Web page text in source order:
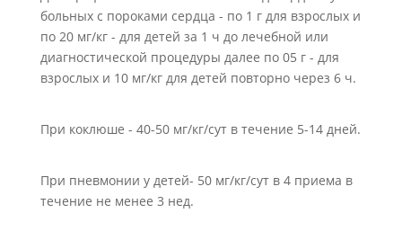
больных с пороками сердца - по 1 г для взрослых и
по 20 мг/кг - для детей за 1 ч до лечебной или
диагностической процедуры далее по 05 г - для
взрослых и 10 мг/кг для детей повторно через 6 ч.
При коклюше - 40-50 мг/кг/сут в течение 5-14 дней.
При пневмонии у детей- 50 мг/кг/сут в 4 приема в
течение не менее 3 нед.